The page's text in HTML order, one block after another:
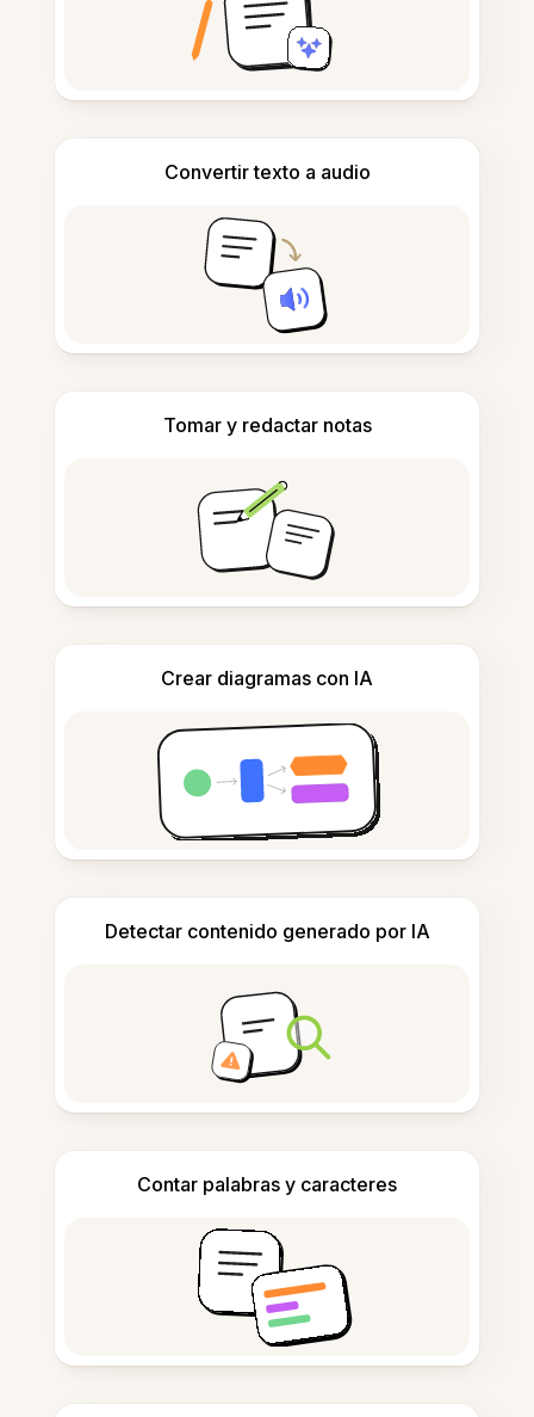
Convertir texto a audio
Tomar y redactar notas
Crear diagramas con IA
Detectar contenido generado por IA
Contar palabras y caracteres